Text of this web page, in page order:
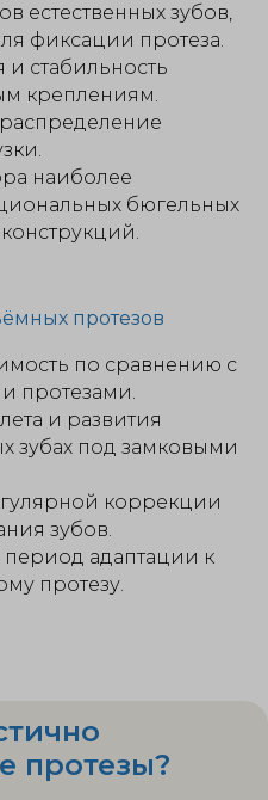
естественных зубов,
фиксации протеза.
стабильность
креплениям.
наиболее
бюгельных
протезов
по сравнению с
протезами.
и развития
зубах под замковыми
коррекции
зубов.
адаптации к
протезу.
протезы?